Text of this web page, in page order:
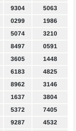
9304
5063
0299
1986
5074
3210
8497
0591
3605
1448
6183
4825
8962
3146
1637
3804
5372
7405
9287
4532